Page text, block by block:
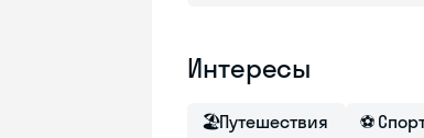
Интересы
🏖Путешествия ⚽